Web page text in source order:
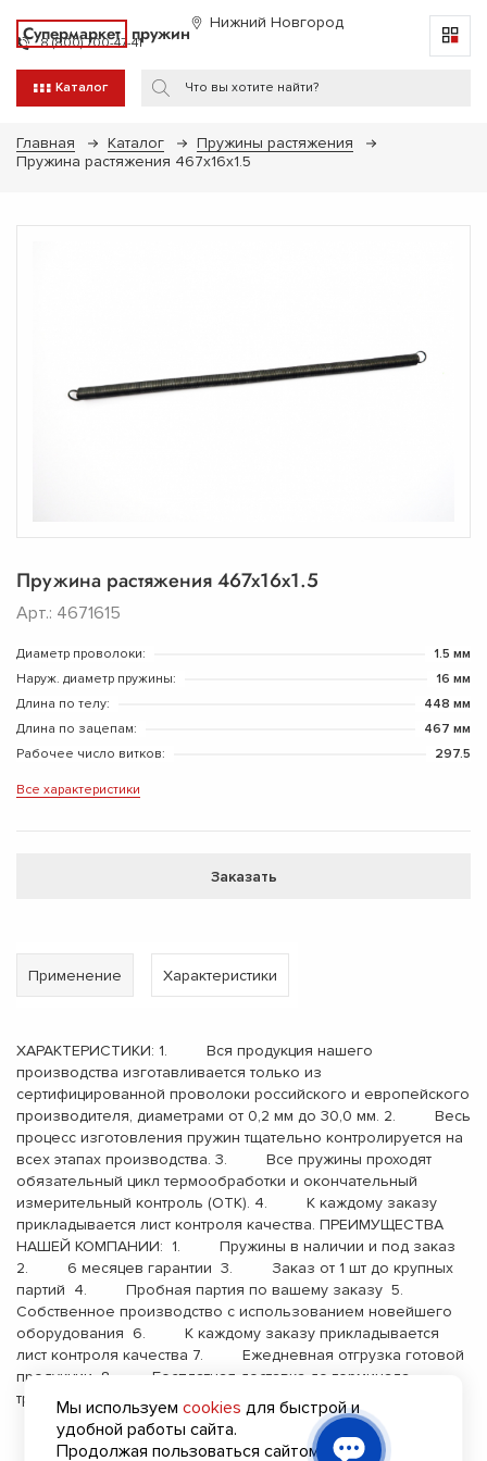
Супермаркет пружин Нижний Новгород
8 (800) 700-47-41
Каталог
Главная Каталог
Пружины растяжения
Пружина растяжения 467х16х1.5
Пружина растяжения 467х16х1.5
Арт.: 4671615
Диаметр проволоки:
1.5 мм
Наруж. диаметр пружины:
16 мм
Длина по телу:
448 мм
Длина по зацепам:
467 мм
Рабочее число витков:
297.5
Все характеристики
Заказать
Применение Характеристики
ХАРАКТЕРИСТИКИ: 1. Вся продукция нашего
производства изготавливается только из
сертифицированной проволоки российского и европейского
производителя, диаметрами от 0,2 мм до 30,0 мм. 2. Весь
процесс изготовления пружин тщательно контролируется на
всех этапах производства. 3. Все пружины проходят
обязательный цикл термообработки и окончательный
измерительный контроль (ОТК). 4. К каждому заказу
прикладывается лист контроля качества. ПРЕИМУЩЕСТВА
НАШЕЙ КОМПАНИИ: 1. Пружины в наличии и под заказ
2. 6 месяцев гарантии 3. Заказ от 1 шт до крупных
партий 4. Пробная партия по вашему заказу 5.
Собственное производство с использованием новейшего
оборудования 6. К каждому заказу прикладывается
лист контроля качества 7. Ежедневная отгрузка готовой
продукции 8. Бесплатная доставка до терминала
транспортной компании 9. Опыт работы с 2000 года
Мы используемcookies для быстрой и
удобной работы сайта.
Продолжая пользоваться сайтом, вы